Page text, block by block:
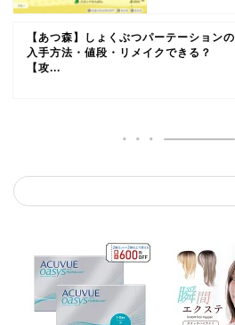
【あつ森】しょくぶつパーテーションの
入手方法・値段・リメイクできる？
【攻...